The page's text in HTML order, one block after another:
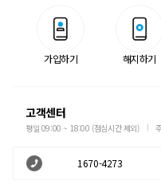
가입하기 해지하기
고객센터
평일 09:00 ~ 18:00 (점심시간 제외)
1670-4273